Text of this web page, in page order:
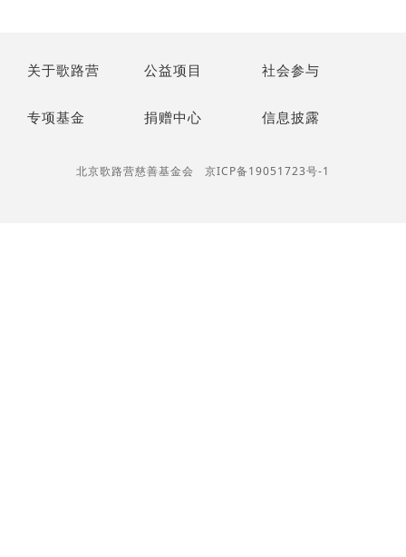
关于歌路营 公益项目 社会参与
专项基金 捐赠中心 信息披露
北京歌路营慈善基金会 京ICP备19051723号-1